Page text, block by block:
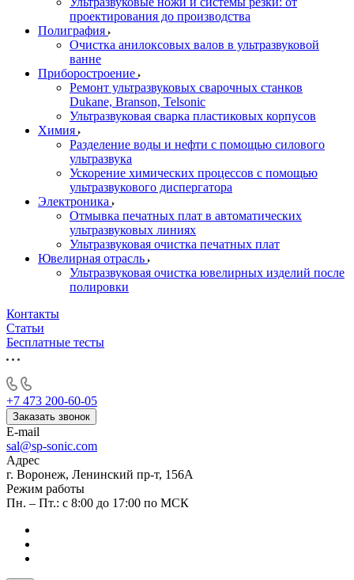
проектирования до производства
Полиграфия
Очистка анилоксовых валов в ультразвуковой
ванне
Приборостроение
Ремонт ультразвуковых сварочных станков
Dukane, Branson, Telsonic
Ультразвуковая сварка пластиковых корпусов
Химия
Разделение воды и нефти с помощью силового
ультразвука
Ускорение химических процессов с помощью
ультразвукового диспергатора
Электроника
Отмывка печатных плат в автоматических
ультразвуковых линиях
Ультразвуковая очистка печатных плат
Ювелирная отрасль
Ультразвуковая очистка ювелирных изделий после
полировки
Контакты
Статьи
Бесплатные тесты
+7 473 200-60-05
Заказать звонок
E-mail
sal@sp-sonic.com
Адрес
г. Воронеж, Ленинский пр-т, 156А
Режим работы
Пн. – Пт.: с 8:00 до 17:00 по МСК